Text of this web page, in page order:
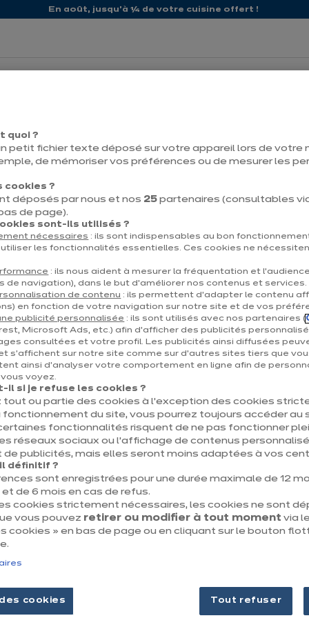
En août, jusqu'à ¼ de votre cuisine offert !
du projet
À propos d'ixina
Tout sur nous
Nos engagements
Nos magasins
Mentions légales & CGU Politique des
quoi ?
petit fichier texte déposé sur votre appareil lors de votre
de mémoriser vos préférences ou de mesurer les
cookies ?
déposés par nous et nos 25 partenaires (consultables
de page).
sont-ils utilisés ?
nécessaires : ils sont indispensables au bon
les fonctionnalités essentielles. Ces cookies ne
: ils nous aident à mesurer la fréquentation et
de navigation), dans le but d’améliorer nos contenus et services.
de contenu : ils permettent d’adapter le contenu
en fonction de votre navigation sur notre site et de vos
publicité personnalisée : ils sont utilisés avec nos partenaires (
Microsoft Ads, etc.) afin d’afficher des publicités
consultées et votre profil. Les publicités ainsi diffusées
s'affichent sur notre site comme sur d’autres sites tiers que
ainsi d'analyser votre comportement en ligne afin de
voyez.
il si je refuse les cookies ?
tout ou partie des cookies à l’exception des cookies
fonctionnement du site, vous pourrez toujours accéder au
fonctionnalités risquent de ne pas fonctionner
réseaux sociaux ou l’affichage de contenus
publicités, mais elles seront moins adaptées à vos
définitif ?
sont enregistrées pour une durée maximale de 12
de 6 mois en cas de refus.
cookies strictement nécessaires, les cookies ne sont
vous pouvez retirer ou modifier à tout moment via
cookies » en bas de page ou en cliquant sur le bouton
cookies Tout refuser